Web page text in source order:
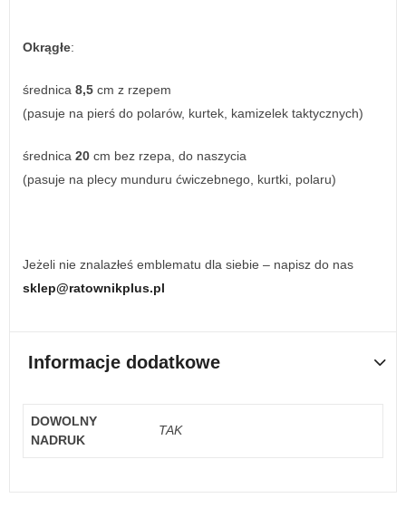
Okrągłe:
średnica 8,5 cm z rzepem
(pasuje na pierś do polarów, kurtek, kamizelek taktycznych)
średnica 20 cm bez rzepa, do naszycia
(pasuje na plecy munduru ćwiczebnego, kurtki, polaru)
Jeżeli nie znalazłeś emblematu dla siebie – napisz do nas
sklep@ratownikplus.pl
Informacje dodatkowe
DOWOLNY
NADRUK
TAK